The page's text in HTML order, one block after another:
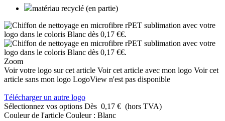
matériau recyclé (en partie)
Zoom
Voir votre logo sur cet article Voir cet article avec mon logo Voir cet
article sans mon logo LogoView n'est pas disponible
Télécharger un autre logo
Sélectionnez vos options Dès 0,17 € (hors TVA)
Couleur de l'article Couleur : Blanc